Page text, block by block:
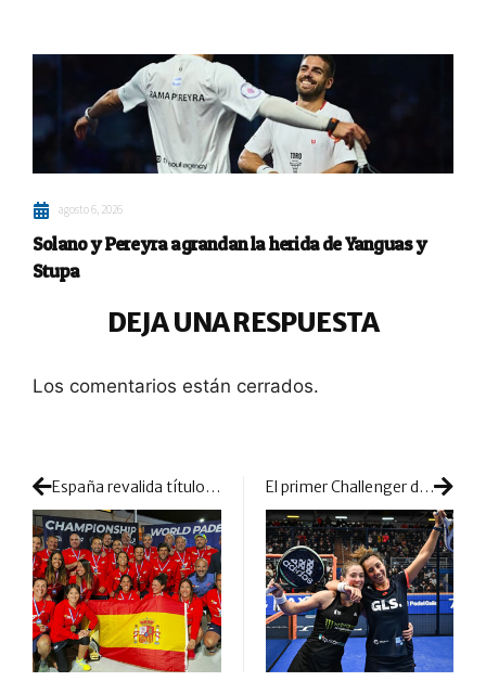
agosto 6, 2026
Solano y Pereyra agrandan la herida de Yanguas y
Stupa
DEJA UNA RESPUESTA
Los comentarios están cerrados.
España revalida título y bicampeonato en el Mundial de Veteranos El primer Challenger del año ya tiene dueñas: Martita Ortega y Bea González